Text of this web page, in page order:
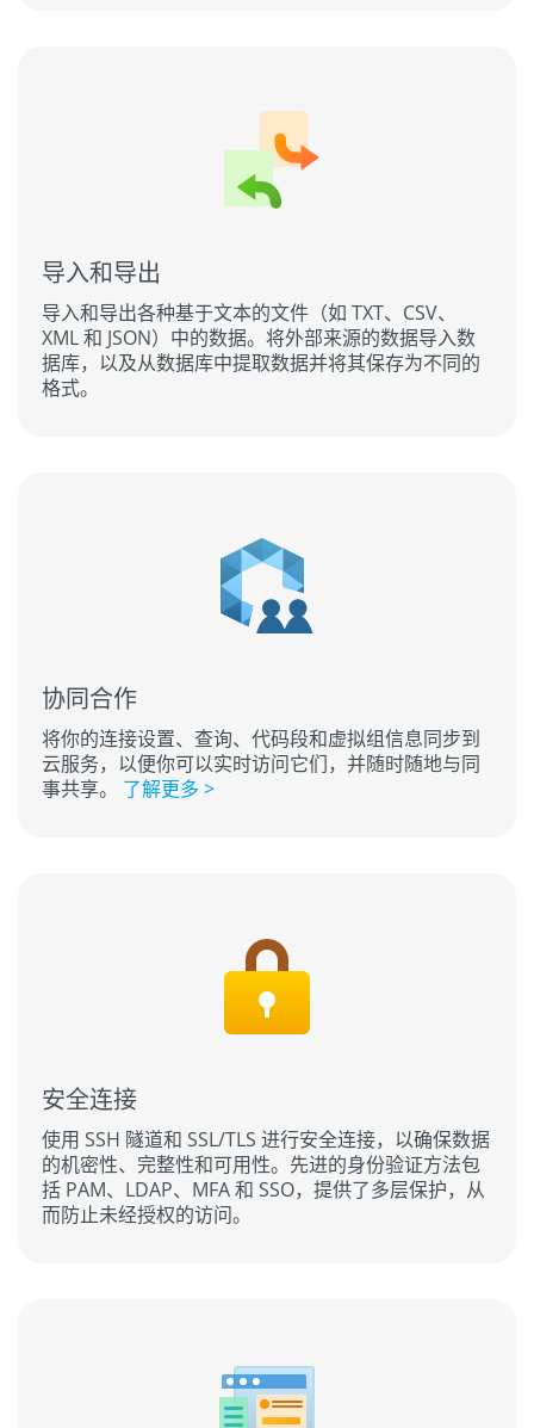
导入和导出
导入和导出各种基于文本的文件（如 TXT、CSV、
XML 和 JSON）中的数据。将外部来源的数据导入数
据库，以及从数据库中提取数据并将其保存为不同的
格式。
协同合作
将你的连接设置、查询、代码段和虚拟组信息同步到
云服务，以便你可以实时访问它们，并随时随地与同
事共享。 了解更多 >
安全连接
使用 SSH 隧道和 SSL/TLS 进行安全连接，以确保数据
的机密性、完整性和可用性。先进的身份验证方法包
括 PAM、LDAP、MFA 和 SSO，提供了多层保护，从
而防止未经授权的访问。